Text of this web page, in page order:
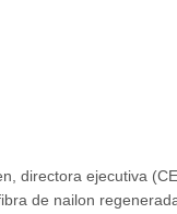
directora ejecutiva
de nailon